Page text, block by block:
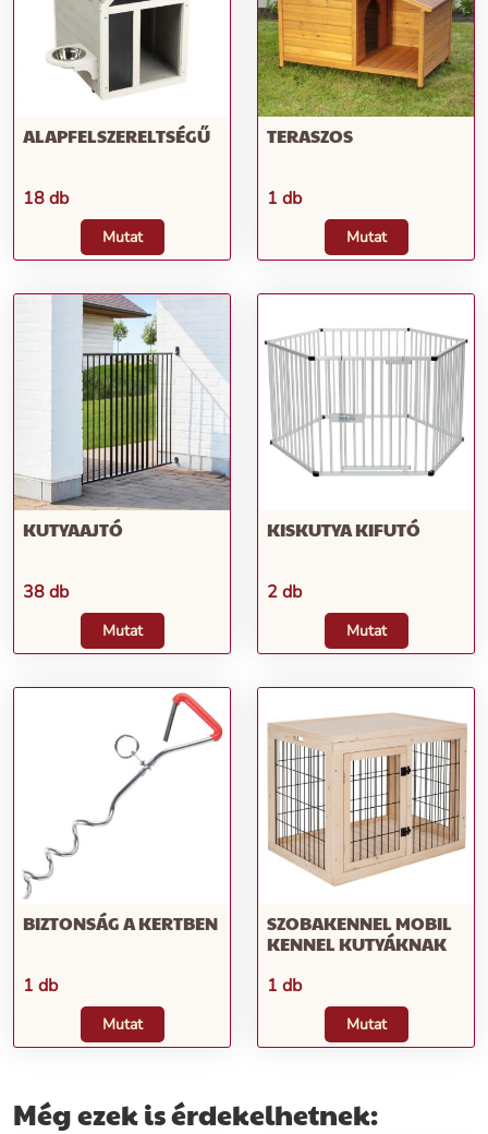
ALAPFELSZERELTSÉGŰ
18 db
Mutat
TERASZOS
1 db
Mutat
KUTYAAJTÓ
38 db
Mutat
KISKUTYA KIFUTÓ
2 db
Mutat
BIZTONSÁG A KERTBEN
1 db
Mutat
SZOBAKENNEL MOBIL
KENNEL KUTYÁKNAK
1 db
Mutat
Még ezek is érdekelhetnek: